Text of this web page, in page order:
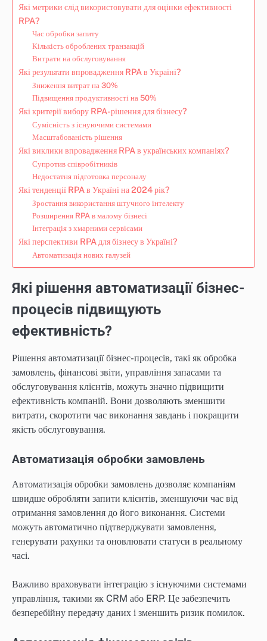
Які метрики слід використовувати для оцінки ефективності
RPA?
Час обробки запиту
Кількість оброблених транзакцій
Витрати на обслуговування
Які результати впровадження RPA в Україні?
Зниження витрат на 30%
Підвищення продуктивності на 50%
Які критерії вибору RPA-рішення для бізнесу?
Сумісність з існуючими системами
Масштабованість рішення
Які виклики впровадження RPA в українських компаніях?
Супротив співробітників
Недостатня підготовка персоналу
Які тенденції RPA в Україні на 2024 рік?
Зростання використання штучного інтелекту
Розширення RPA в малому бізнесі
Інтеграція з хмарними сервісами
Які перспективи RPA для бізнесу в Україні?
Автоматизація нових галузей
Які рішення автоматизації бізнес-
процесів підвищують
ефективність?
Рішення автоматизації бізнес-процесів, такі як обробка
замовлень, фінансові звіти, управління запасами та
обслуговування клієнтів, можуть значно підвищити
ефективність компаній. Вони дозволяють зменшити
витрати, скоротити час виконання завдань і покращити
якість обслуговування.
Автоматизація обробки замовлень
Автоматизація обробки замовлень дозволяє компаніям
швидше обробляти запити клієнтів, зменшуючи час від
отримання замовлення до його виконання. Системи
можуть автоматично підтверджувати замовлення,
генерувати рахунки та оновлювати статуси в реальному
часі.
Важливо враховувати інтеграцію з існуючими системами
управління, такими як CRM або ERP. Це забезпечить
безперебійну передачу даних і зменшить ризик помилок.